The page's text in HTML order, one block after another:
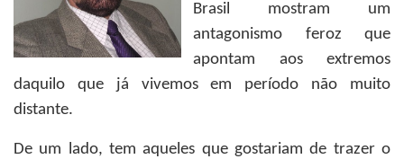
Brasil mostram um
antagonismo feroz que
apontam aos extremos
daquilo que já vivemos em período não muito
distante.
De um lado, tem aqueles que gostariam de trazer o